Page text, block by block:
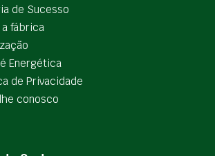
de Sucesso
fábrica
Energética
de Privacidade
conosco